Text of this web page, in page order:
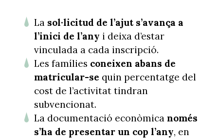
La sol·licitud de l’ajut s’avança a
l’inici de l’any i deixa d’estar
vinculada a cada inscripció.
Les famílies coneixen abans de
matricular-se quin percentatge del
cost de l’activitat tindran
subvencionat.
La documentació econòmicanomés
s’ha de presentar un cop l’any, en